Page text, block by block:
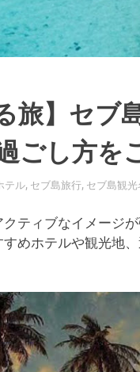
旅】セブ
ごし方を
テル, セブ島旅行, セブ島観光
ティブなイメージ
めホテルや観光地